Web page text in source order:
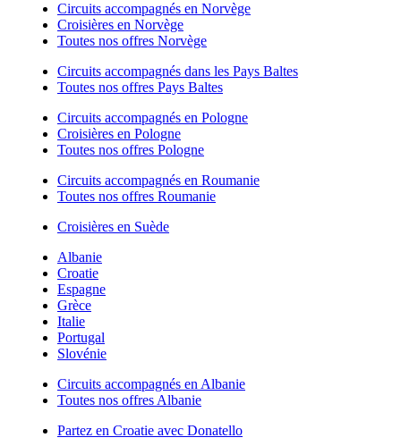
Circuits accompagnés en Norvège
Croisières en Norvège
Toutes nos offres Norvège
Circuits accompagnés dans les Pays Baltes
Toutes nos offres Pays Baltes
Circuits accompagnés en Pologne
Croisières en Pologne
Toutes nos offres Pologne
Circuits accompagnés en Roumanie
Toutes nos offres Roumanie
Croisières en Suède
Albanie
Croatie
Espagne
Grèce
Italie
Portugal
Slovénie
Circuits accompagnés en Albanie
Toutes nos offres Albanie
Partez en Croatie avec Donatello